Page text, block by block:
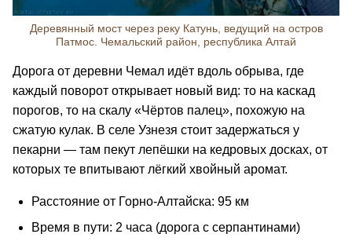
Деревянный мост через реку Катунь, ведущий на остров
Патмос. Чемальский район, республика Алтай
Дорога от деревни Чемал идёт вдоль обрыва, где
каждый поворот открывает новый вид: то на каскад
порогов, то на скалу «Чёртов палец», похожую на
сжатую кулак. В селе Узнезя стоит задержаться у
пекарни — там пекут лепёшки на кедровых досках, от
которых те впитывают лёгкий хвойный аромат.
Расстояние от Горно-Алтайска: 95 км
Время в пути: 2 часа (дорога с серпантинами)